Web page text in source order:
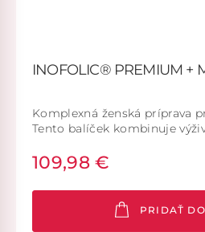
INOFOLIC® PREMIUM +
Komplexná ženská príprava
Tento balíček kombinuje
ideálne pre ženy, ktoré chcú
a zároveň podporiť zdravú
109,98 €
PRIDAŤ